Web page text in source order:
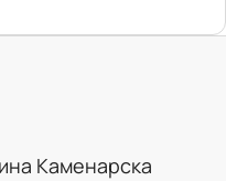
Каменарска